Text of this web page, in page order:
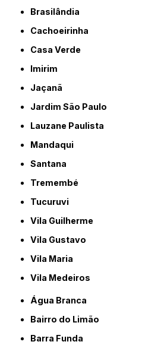
Brasilândia
Cachoeirinha
Casa Verde
Imirim
Jaçanã
Jardim São Paulo
Lauzane Paulista
Mandaqui
Santana
Tremembé
Tucuruvi
Vila Guilherme
Vila Gustavo
Vila Maria
Vila Medeiros
Água Branca
Bairro do Limão
Barra Funda